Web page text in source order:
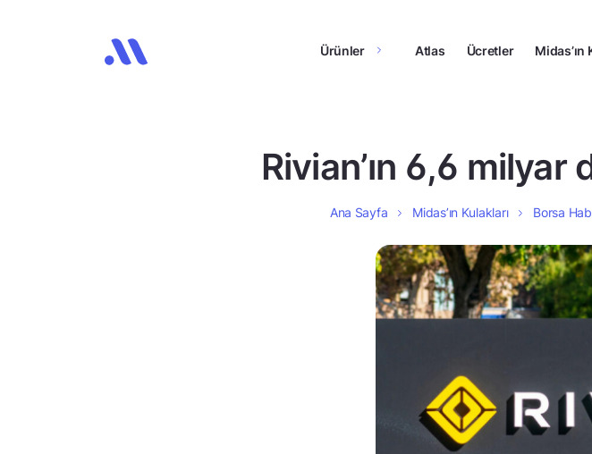
Ürünler Atlas Ücretler Midas’ın
Rivian’ın 6,6
Ana Sayfa Midas’ın Kulakları Borsa